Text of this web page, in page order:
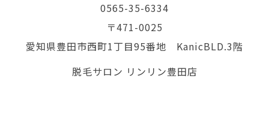
0565-35-6334
〒471-0025
愛知県豊田市西町1丁目95番地 KanicBLD.3階
脱毛サロン リンリン豊田店